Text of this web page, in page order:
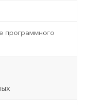
программного